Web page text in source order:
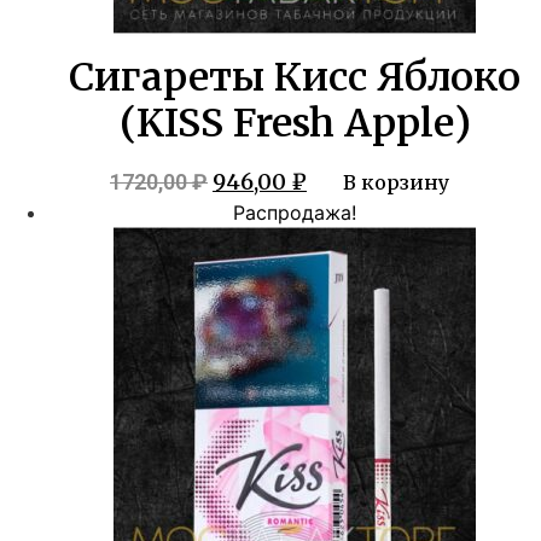
Сигареты Кисс Яблоко
(KISS Fresh Apple)
1720,00₽ Первоначальная
цена
составляла
1720,00 ₽.
946,00 ₽ Текущая
цена:
946,00 ₽.
В корзину
Распродажа!